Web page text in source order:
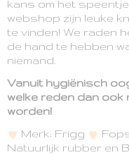
kans om het
webshop zijn leuke
te vinden! We raden
de hand te hebben
niemand.
Vanuit hygiënisch
welke reden dan
worden!
Merk: Frigg
Natuurlijk rubber en